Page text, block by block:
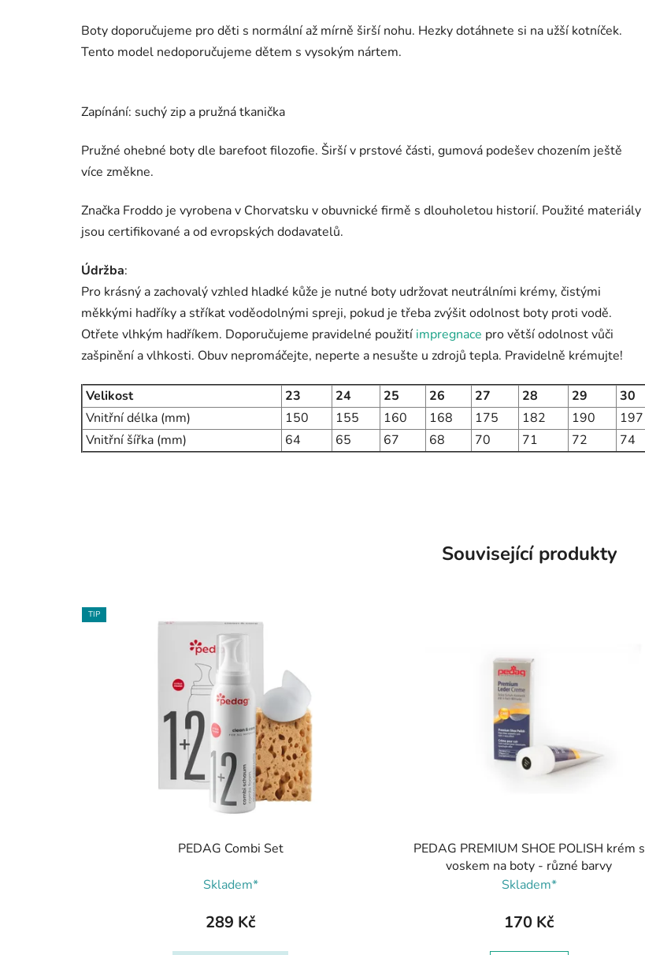
Boty doporučujeme pro děti s normální až mírně širší nohu. Hezky dotáhnete si na užší kotníček.
Tento model nedoporučujeme dětem s vysokým nártem.
Zapínání: suchý zip a pružná tkanička
Pružné ohebné boty dle barefoot filozofie. Širší v prstové části, gumová podešev chozením ještě
více změkne.
Značka Froddo je vyrobena v Chorvatsku v obuvnické firmě s dlouholetou historií. Použité materiály
jsou certifikované a od evropských dodavatelů.
Údržba:
Pro krásný a zachovalý vzhled hladké kůže je nutné boty udržovat neutrálními krémy, čistými
měkkými hadříky a stříkat voděodolnými spreji, pokud je třeba zvýšit odolnost boty proti vodě.
Otřete vlhkým hadříkem. Doporučujeme pravidelné použití impregnace pro větší odolnost vůči
zašpinění a vlhkosti. Obuv nepromáčejte, neperte a nesušte u zdrojů tepla. Pravidelně krémujte!
Velikost 23 24 25 26 27 28 29 30
Vnitřní délka (mm)
150 155 160 168 175 182 190 197
Vnitřní šířka (mm)
64 65 67 68 70 71 72 74
Související produkty
TIP
PEDAG Combi Set
Skladem*
289 Kč
PEDAG PREMIUM SHOE POLISH krém s
voskem na boty - různé barvy
Skladem*
170 Kč